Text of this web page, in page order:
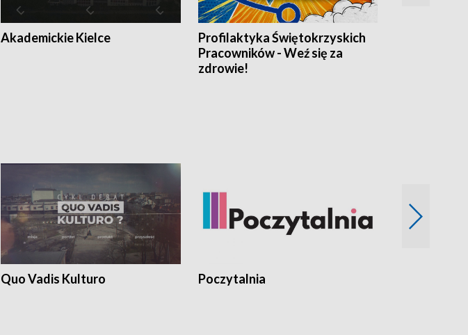
Akademickie Kielce
Profilaktyka Świętokrzyskich
Pracowników - Weź się za
zdrowie!
Quo Vadis Kulturo Poczytalnia